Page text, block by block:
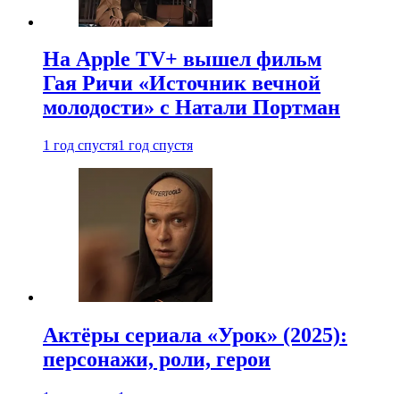
На Apple TV+ вышел фильм
Гая Ричи «Источник вечной
молодости» с Натали Портман
1 год спустя1 год спустя
Актёры сериала «Урок» (2025):
персонажи, роли, герои